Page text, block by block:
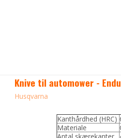
Knive til automower -
Husqvarna
Kanthårdhed (HRC)
Materiale